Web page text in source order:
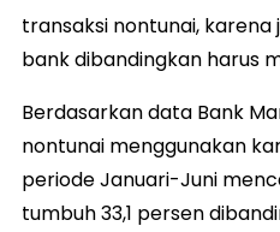
transaksi nontunai,
bank dibandingkan harus
Berdasarkan data Bank
nontunai menggunakan
periode Januari-Juni
tumbuh 33,1 persen